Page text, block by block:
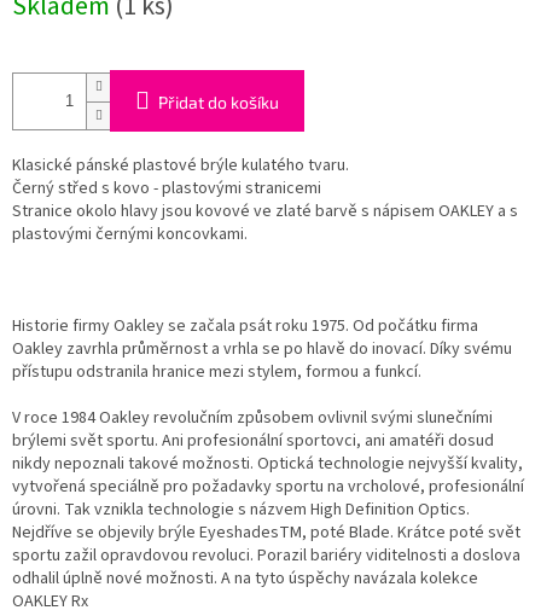
cena:
Přidat do košíku
Klasické pánské plastové brýle kulatého tvaru.
Černý střed s kovo - plastovými stranicemi
Stranice okolo hlavy jsou kovové ve zlaté barvě s nápisem OAKLEY a s
plastovými černými koncovkami.
Historie firmy Oakley se začala psát roku 1975. Od počátku firma
Oakley zavrhla průměrnost a vrhla se po hlavě do inovací. Díky svému
přístupu odstranila hranice mezi stylem, formou a funkcí.
V roce 1984 Oakley revolučním způsobem ovlivnil svými slunečními
brýlemi svět sportu. Ani profesionální sportovci, ani amatéři dosud
nikdy nepoznali takové možnosti. Optická technologie nejvyšší kvality,
vytvořená speciálně pro požadavky sportu na vrcholové, profesionální
úrovni. Tak vznikla technologie s názvem High Definition Optics.
Nejdříve se objevily brýle EyeshadesTM, poté Blade. Krátce poté svět
sportu zažil opravdovou revoluci. Porazil bariéry viditelnosti a doslova
odhalil úplně nové možnosti. A na tyto úspěchy navázala kolekce
OAKLEY Rx